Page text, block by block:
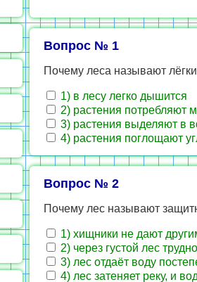
Вопрос № 1
Почему леса называют
1) в лесу легко дышится
2) растения потребляют
3) растения выделяют в
4) растения поглощают
Вопрос № 2
Почему лес называют
1) хищники не дают
2) через густой лес
3) лес отдаёт воду
4) лес затеняет реку, и